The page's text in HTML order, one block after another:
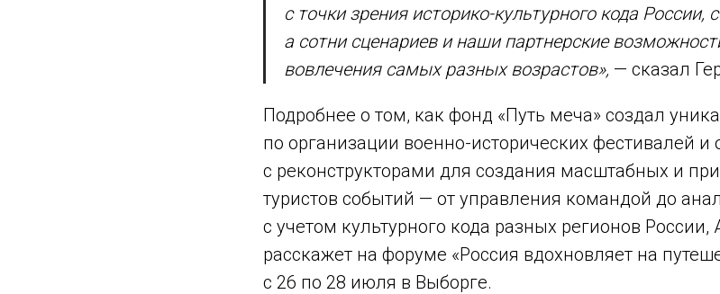
с точки зрения историко-культурного кода России,
а сотни сценариев и наши партнерские
вовлечения самых разных возрастов», — сказал
Подробнее о том, как фонд «Путь меча» создал
по организации военно-исторических фестивалей и
с реконструкторами для создания масштабных и
туристов событий — от управления командой до
с учетом культурного кода разных регионов
расскажет на форуме «Россия вдохновляет на
с 26 по 28 июля в Выборге.